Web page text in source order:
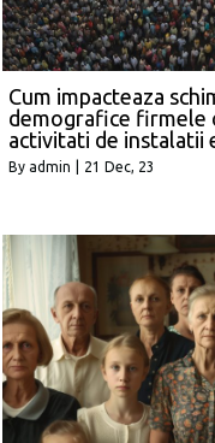
Cum impacteaza
demografice firmele
activitati de instalatii
By admin 21 Dec, 23